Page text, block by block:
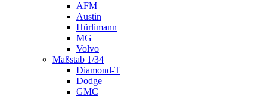
AFM
Austin
Hürlimann
MG
Volvo
Maßstab 1/34
Diamond-T
Dodge
GMC